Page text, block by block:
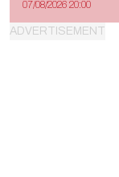
07/08/2026 20:00